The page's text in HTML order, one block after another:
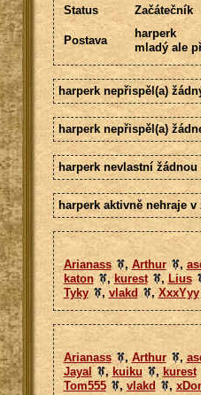
Status
Začátečník
Postava
harperk
mladý ale
harperk nepřispěl(a)
harperk nepřispěl(a)
harperk nevlastní
harperk aktivně nehraje
Arianass
, Arthur ,
katon
,kurest ,Lius
Tyky
, vlakd ,XxxYyy
Arianass
,Arthur ,
Jayal
, kuiku , kurest
Tom555
, vlakd ,